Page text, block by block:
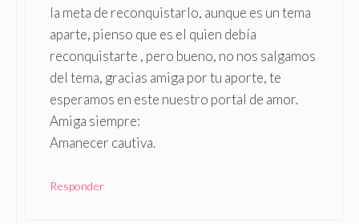
la meta de reconquistarlo, aunque es un tema
aparte, pienso que es el quien debía
reconquistarte , pero bueno, no nos salgamos
del tema, gracias amiga por tu aporte, te
esperamos en este nuestro portal de amor.
Amiga siempre:
Amanecer cautiva.
Responder